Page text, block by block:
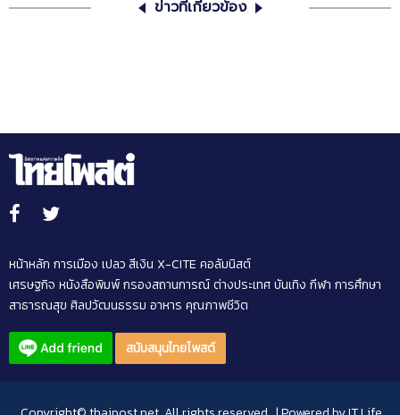
ข่าวที่เกี่ยวข้อง
หน้าหลัก การเมือง เปลว สีเงิน X-CITE คอลัมนิสต์
เศรษฐกิจ หนังสือพิมพ์กรองสถานการณ์ต่างประเทศบันเทิง กีฬา การศึกษา
สาธารณสุข ศิลปวัฒนธรรม อาหาร คุณภาพชีวิต
สนับสนุนไทยโพสต์